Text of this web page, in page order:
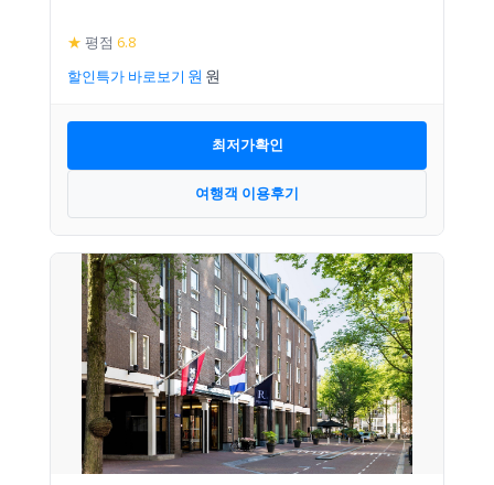
★ 평점 6.8
할인특가 바로보기
최저가확인
여행객 이용후기